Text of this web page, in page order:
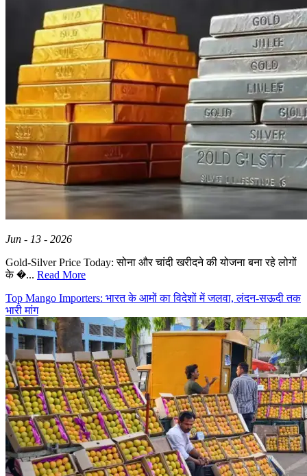
Jun - 13 - 2026
Gold-Silver Price Today: सोना और चांदी खरीदने की योजना बना रहे लोगों
के �... Read More
Top Mango Importers: भारत के आमों का विदेशों में जलवा, लंदन-सऊदी तक
भारी मांग